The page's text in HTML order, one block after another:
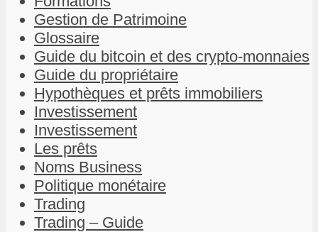
Gestion de Patrimoine
Glossaire
Guide du bitcoin et des crypto-monnaies
Guide du propriétaire
Hypothèques et prêts immobiliers
Investissement
Investissement
Les prêts
Noms Business
Politique monétaire
Trading
Trading – Guide